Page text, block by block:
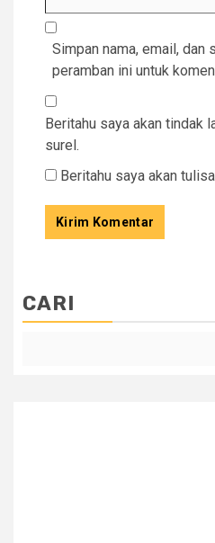
Simpan nama, email, dan
peramban ini untuk
Beritahu saya akan tindak
surel.
Beritahu saya akan
CARI